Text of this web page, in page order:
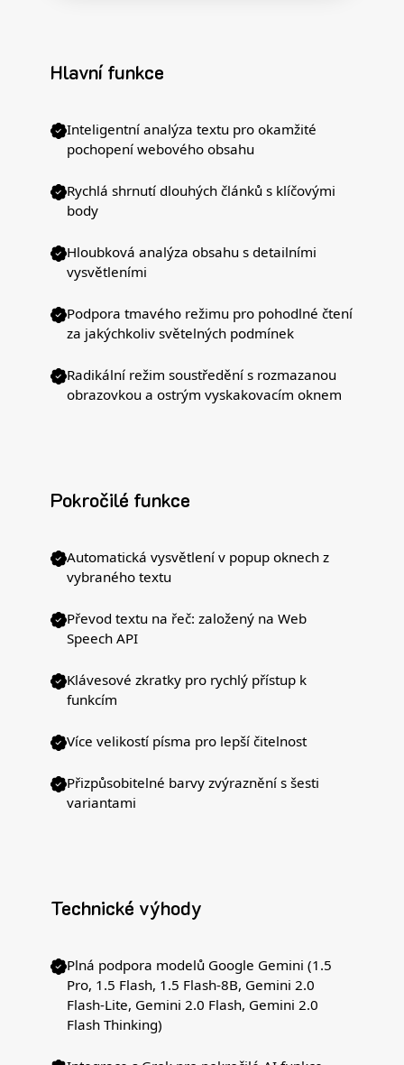
Hlavní funkce
Inteligentní analýza textu pro okamžité
pochopení webového obsahu
Rychlá shrnutí dlouhých článků s klíčovými
body
Hloubková analýza obsahu s detailními
vysvětleními
Podpora tmavého režimu pro pohodlné čtení
za jakýchkoliv světelných podmínek
Radikální režim soustředění s rozmazanou
obrazovkou a ostrým vyskakovacím oknem
Pokročilé funkce
Automatická vysvětlení v popup oknech z
vybraného textu
Převod textu na řeč: založený na Web
Speech API
Klávesové zkratky pro rychlý přístup k
funkcím
Více velikostí písma pro lepší čitelnost
Přizpůsobitelné barvy zvýraznění s šesti
variantami
Technické výhody
Plná podpora modelů Google Gemini (1.5
Pro, 1.5 Flash, 1.5 Flash-8B, Gemini 2.0
Flash-Lite, Gemini 2.0 Flash, Gemini 2.0
Flash Thinking)